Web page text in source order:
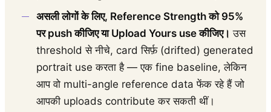
असली लोगों के लिए, Reference Strength को 95%
पर push कीजिए या Upload Yours use कीजिए। उस
threshold से नीचे, card सिर्फ़ (drifted) generated
portrait use करता है — एक fine baseline, लेकिन
आप वो multi-angle reference data फेंक रहे हैं जो
आपकी uploads contribute कर सकती थीं।